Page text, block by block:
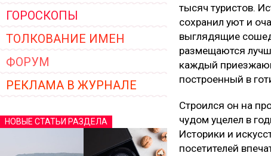
ГОРОСКОПЫ
ТОЛКОВАНИЕ ИМЕН
ФОРУМ
РЕКЛАМА В ЖУРНАЛЕ
НОВЫЕ СТАТЬИ РАЗДЕЛА
тысяч туристов.
сохранил уют и
выглядящие
размещаются
каждый
построенный в
Строился он на
чудом уцелел в
Историки и
посетителей